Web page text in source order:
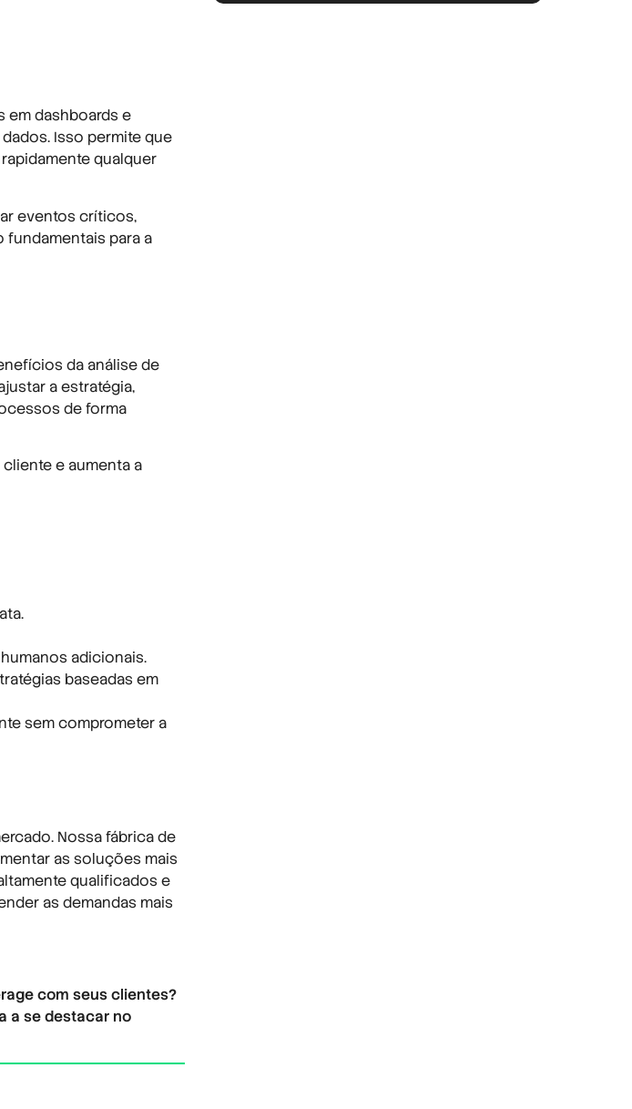
em dashboards e
Isso permite que
qualquer
eventos críticos,
fundamentais para a
da análise de
a estratégia,
de forma
e aumenta a
adicionais.
baseadas em
sem comprometer a
Nossa fábrica de
as soluções mais
qualificados e
as demandas mais
com seus clientes?
a se destacar no